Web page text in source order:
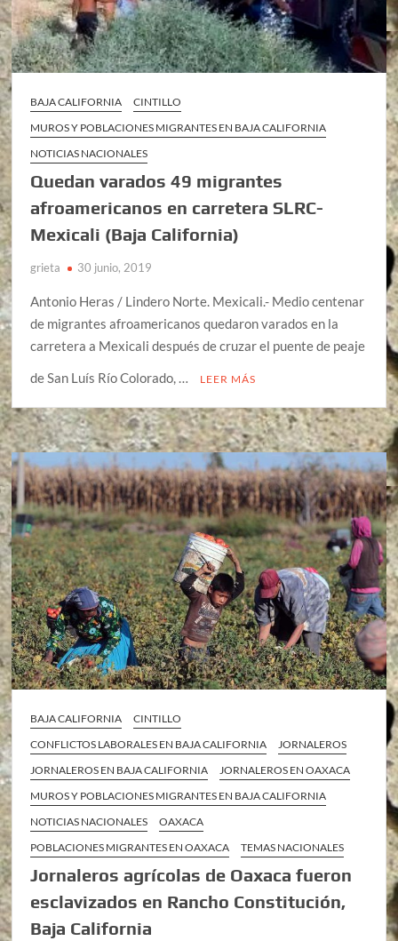
BAJA CALIFORNIA
CINTILLO
MUROS Y POBLACIONES MIGRANTES EN BAJA CALIFORNIA
NOTICIAS NACIONALES
Quedan varados 49 migrantes
afroamericanos en carretera SLRC-
Mexicali (Baja California)
grieta 30 junio, 2019
Antonio Heras / Lindero Norte. Mexicali.- Medio centenar
de migrantes afroamericanos quedaron varados en la
carretera a Mexicali después de cruzar el puente de peaje
de San Luís Río Colorado, …
LEER MÁS
BAJA CALIFORNIA
CINTILLO
CONFLICTOS LABORALES EN BAJA CALIFORNIA
JORNALEROS
JORNALEROS EN BAJA CALIFORNIA
JORNALEROS EN OAXACA
MUROS Y POBLACIONES MIGRANTES EN BAJA CALIFORNIA
NOTICIAS NACIONALES
OAXACA
POBLACIONES MIGRANTES EN OAXACA
TEMAS NACIONALES
Jornaleros agrícolas de Oaxaca fueron
esclavizados en Rancho Constitución,
Baja California